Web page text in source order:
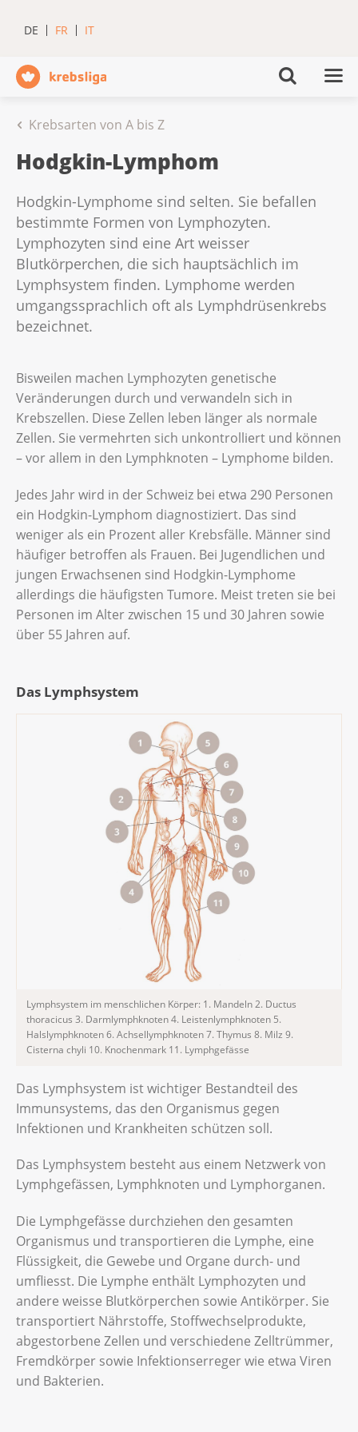
DE FR IT
Krebsarten von A bis Z
Hodgkin-Lymphom
Hodgkin-Lymphome sind selten. Sie befallen
bestimmte Formen von Lymphozyten.
Lymphozyten sind eine Art weisser
Blutkörperchen, die sich hauptsächlich im
Lymphsystem finden. Lymphome werden
umgangssprachlich oft als Lymphdrüsenkrebs
bezeichnet.
Bisweilen machen Lymphozyten genetische
Veränderungen durch und verwandeln sich in
Krebszellen. Diese Zellen leben länger als normale
Zellen. Sie vermehrten sich unkontrolliert und können
– vor allem in den Lymphknoten – Lymphome bilden.
Jedes Jahr wird in der Schweiz bei etwa 290 Personen
ein Hodgkin-Lymphom diagnostiziert. Das sind
weniger als ein Prozent aller Krebsfälle. Männer sind
häufiger betroffen als Frauen. Bei Jugendlichen und
jungen Erwachsenen sind Hodgkin-Lymphome
allerdings die häufigsten Tumore. Meist treten sie bei
Personen im Alter zwischen 15 und 30 Jahren sowie
über 55 Jahren auf.
Das Lymphsystem
Lymphsystem im menschlichen Körper: 1. Mandeln 2. Ductus
thoracicus 3. Darmlymphknoten 4. Leistenlymphknoten 5.
Halslymphknoten 6. Achsellymphknoten 7. Thymus 8. Milz 9.
Cisterna chyli 10. Knochenmark 11. Lymphgefässe
Das Lymphsystem ist wichtiger Bestandteil des
Immunsystems, das den Organismus gegen
Infektionen und Krankheiten schützen soll.
Das Lymphsystem besteht aus einem Netzwerk von
Lymphgefässen, Lymphknoten und Lymphorganen.
Die Lymphgefässe durchziehen den gesamten
Organismus und transportieren die Lymphe, eine
Flüssigkeit, die Gewebe und Organe durch- und
umfliesst. Die Lymphe enthält Lymphozyten und
andere weisse Blutkörperchen sowie Antikörper. Sie
transportiert Nährstoffe, Stoffwechselprodukte,
abgestorbene Zellen und verschiedene Zelltrümmer,
Fremdkörper sowie Infektionserreger wie etwa Viren
und Bakterien.